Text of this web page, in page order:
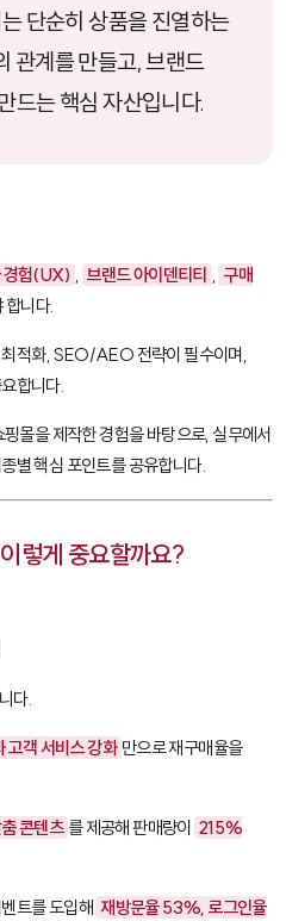
단순히 상품을 진열하는
관계를 만들고, 브랜드
드는 핵심 자산입니다.
경험(UX) 브랜드 아이덴티티
구매
합니다.
적화, SEO/AEO 전략이 필수이며,
합니다.
몰을 제작한 경험을 바탕으로, 실무에서
별 핵심 포인트를 공유합니다.
렇게 중요할까요?
다.
고객 서비스 강화 만으로 재구매율을
콘텐츠 를 제공해 판매량이 215%
트를 도입해 재방문율 53%, 로그인율